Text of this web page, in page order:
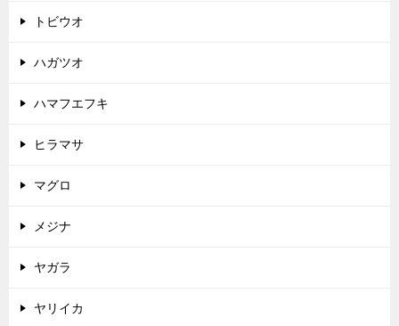
トビウオ
ハガツオ
ハマフエフキ
ヒラマサ
マグロ
メジナ
ヤガラ
ヤリイカ